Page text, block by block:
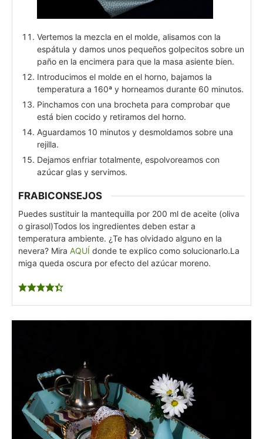
Vertemos la mezcla en el molde, alisamos con la
espátula y damos unos pequeños golpecitos sobre un
paño en la encimera para que la masa asiente bien.
Introducimos el molde en el horno, bajamos la
temperatura a 160ª y horneamos durante 60 minutos.
Pinchamos con una brocheta para comprobar que
está bien cocido y retiramos del horno.
Aguardamos 10 minutos y desmoldamos sobre una
rejilla.
Dejamos enfriar totalmente, espolvoreamos con
azúcar glas y servimos.
FRABICONSEJOS
Puedes sustituir la mantequilla por 200 ml de aceite (oliva
o girasol)Todos los ingredientes deben estar a
temperatura ambiente. ¿Te has olvidado alguno en la
nevera? Mira AQUÍ donde te explico como solucionarlo.La
miga queda oscura por efecto del azúcar moreno.